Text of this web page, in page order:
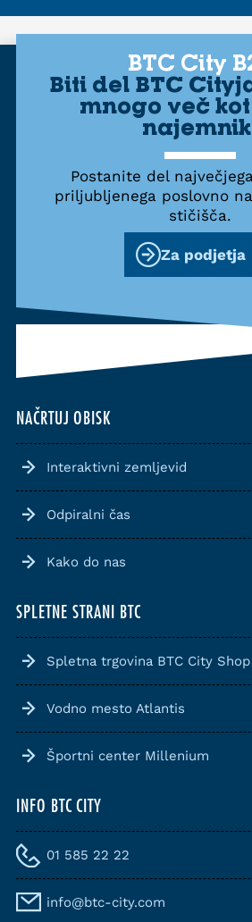
NAČRTUJ OBISK
Interaktivni zemljevid
Odpiralni čas
Kako do nas
SPLETNE STRANI BTC
Spletna trgovina BTC City Shop
Vodno mesto Atlantis
Športni center Millenium
INFO BTC CITY
01 585 22 22
info@btc-city.com
BTC City
Biti del BTC
mnogo več
Postanite del
priljubljenega poslovno
stičišča.
Za podjetja